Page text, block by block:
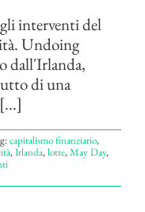
interventi del
Undoing
dall'Irlanda,
di una
capitalismo finanziario,
,Irlanda,lotte,May Day,